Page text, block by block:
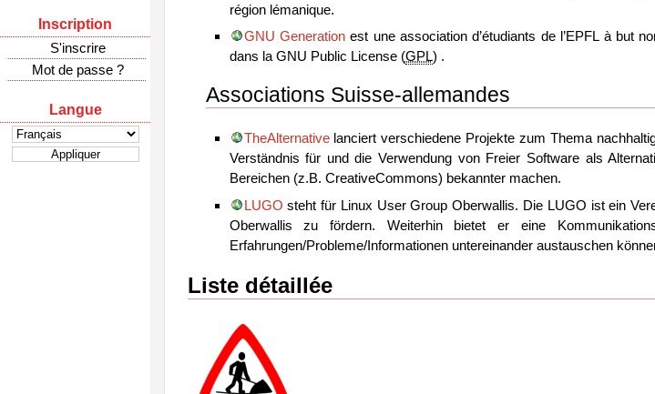
Inscription
S'inscrire
Mot de passe ?
Langue
région lémanique.
GNU Generationest une association d’étudiants de l’EPFL à but
dans la GNU Public License (GPL) .
Associations Suisse-allemandes
TheAlternativelanciert verschiedene Projekte zum Thema
Verständnis für und die Verwendung von Freier Software als
Bereichen (z.B. CreativeCommons) bekannter machen.
LUGO steht für Linux User Group Oberwallis. Die LUGO ist ein
Oberwallis zu fördern. Weiterhin bietet er eine
Erfahrungen/Probleme/Informationen untereinander austauschen
Liste détaillée